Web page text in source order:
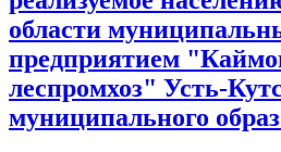
области
предприятием
леспромхоз" Усть-
муниципального